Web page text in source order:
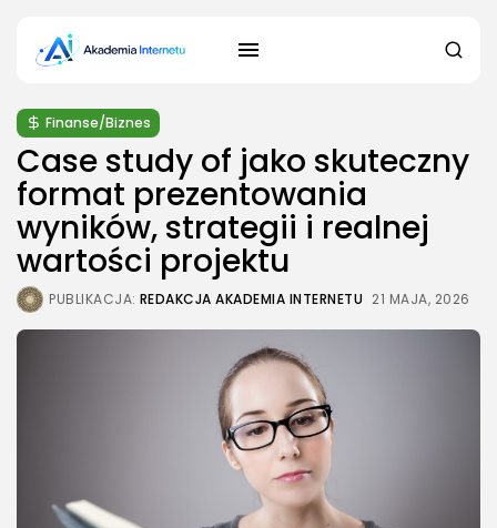
Finanse/Biznes
Case study of jako skuteczny
format prezentowania
wyników, strategii i realnej
wartości projektu
PUBLIKACJA: REDAKCJA AKADEMIA INTERNETU 21 MAJA, 2026